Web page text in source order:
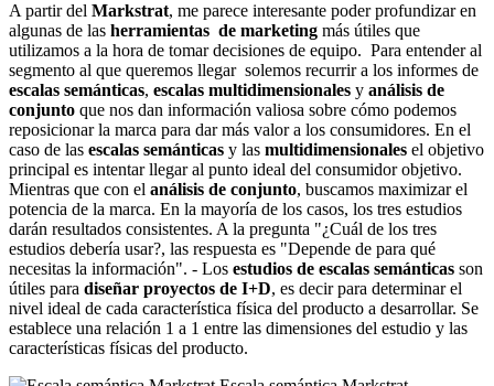
A partir del Markstrat, me parece interesante poder profundizar en
algunas de las herramientas de marketing más útiles que
utilizamos a la hora de tomar decisiones de equipo. Para entender al
segmento al que queremos llegar solemos recurrir a los informes de
escalas semánticas, escalas multidimensionales y análisis de
conjunto que nos dan información valiosa sobre cómo podemos
reposicionar la marca para dar más valor a los consumidores. En el
caso de las escalas semánticas y las multidimensionales el objetivo
principal es intentar llegar al punto ideal del consumidor objetivo.
Mientras que con el análisis de conjunto, buscamos maximizar el
potencia de la marca. En la mayoría de los casos, los tres estudios
darán resultados consistentes. A la pregunta "¿Cuál de los tres
estudios debería usar?, las respuesta es "Depende de para qué
necesitas la información". - Los estudios de escalas semánticas son
útiles para diseñar proyectos de I+D, es decir para determinar el
nivel ideal de cada característica física del producto a desarrollar. Se
establece una relación 1 a 1 entre las dimensiones del estudio y las
características físicas del producto.